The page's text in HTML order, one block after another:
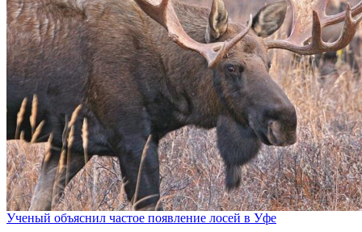
Ученый объяснил частое появление лосей в Уфе